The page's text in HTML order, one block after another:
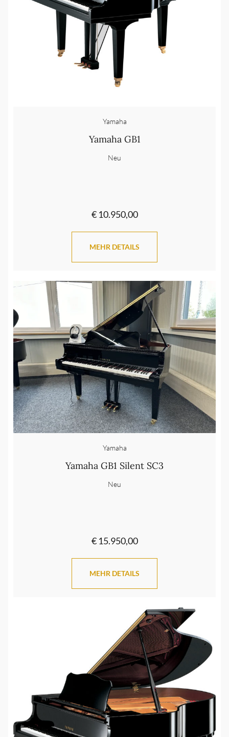
Yamaha
Yamaha GB1
Neu
€ 10.950,00
MEHR DETAILS
Yamaha
Yamaha GB1 Silent SC3
Neu
€ 15.950,00
MEHR DETAILS